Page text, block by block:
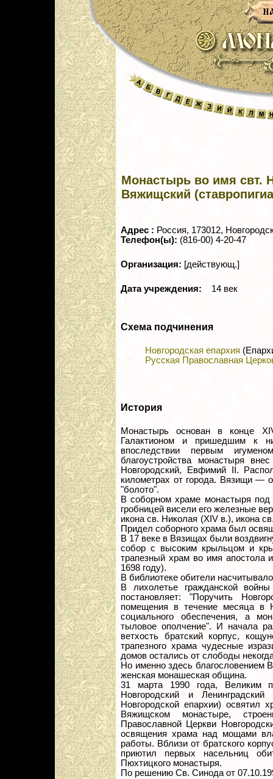
Монастырь во имя свт.
Вяжищский
Адрес : Россия, 173012,
Телефон(ы): (816-00) 4-20-47
Организация: [действующ.]
Дата учреждения: 14 век
Схема подчинения
Новгородская епархия
Русская Православная
История
Монастырь основан в конце
Галактионом и пришедшим к
впоследствии первым
благоустройства монастыря
Новгородский, Евфимий II.
километрах от города. Вязищи —
"болото".
В соборном храме монастыря
гробницей висели его железные
икона св. Николая (XIV в.), икона
Придел соборного храма был
В 17 веке в Вязищах были
собор с высоким крыльцом и
трапезный храм во имя апостола
1698 году).
В библиотеке обители
В лихолетье гражданской
постановляет: "Поручить
помещения в течение месяца в
социального обеспечения, а
тыловое ополчение". И начала
ветхость братский корпус,
трапезного храма чудесные
домов остались от слободы
Но именно здесь благословением
женская монашеская община.
31 марта 1990 года, Великим
Новгородский и
Новгородской епархии) освятил
Вяжищском монастыре,
Православной Церкви
освящения храма над мощами
работы. Вблизи от братского
приютил первых насельниц
Пюхтицкого монастыря.
По решению Св. Синода от